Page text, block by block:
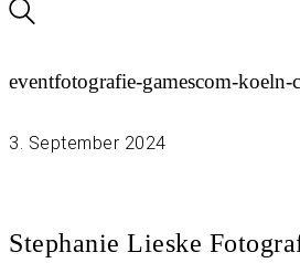
eventfotografie-gamescom-
3. September 2024
Stephanie Lieske